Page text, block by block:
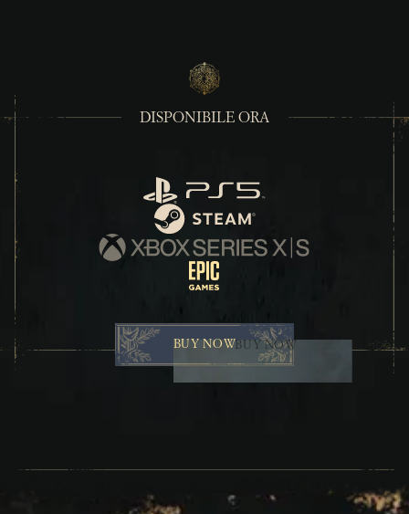
DISPONIBILE ORA
PlayStation
Steam
Xbox Series X/S
Epic Games
BUY NOW BUY NOW